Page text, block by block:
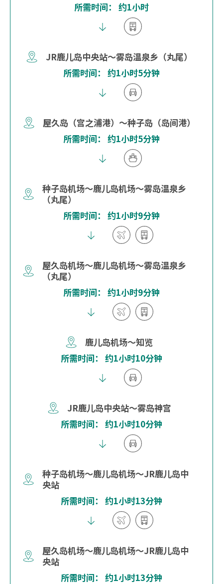
所需时间： 约1小时
JR鹿儿岛中央站～雾岛温泉乡（丸尾）
所需时间： 约1小时5分钟
屋久岛（宫之浦港）～种子岛（岛间港）
所需时间： 约1小时5分钟
种子岛机场～鹿儿岛机场～雾岛温泉乡
（丸尾）
所需时间： 约1小时9分钟
屋久岛机场～鹿儿岛机场～雾岛温泉乡
（丸尾）
所需时间： 约1小时9分钟
鹿儿岛机场～知览
所需时间： 约1小时10分钟
JR鹿儿岛中央站～雾岛神宫
所需时间： 约1小时10分钟
种子岛机场～鹿儿岛机场～JR鹿儿岛中
央站
所需时间： 约1小时13分钟
屋久岛机场～鹿儿岛机场～JR鹿儿岛中
央站
所需时间： 约1小时13分钟